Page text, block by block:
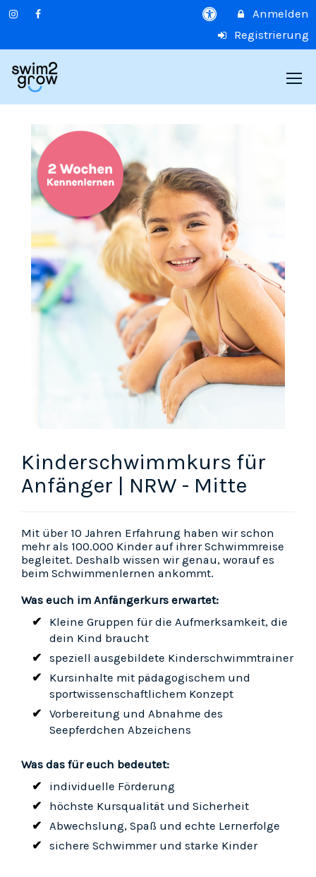
Anmelden
Registrierung
Kinderschwimmkurs für
Anfänger | NRW - Mitte
Mit über 10 Jahren Erfahrung haben wir schon
mehr als 100.000 Kinder auf ihrer Schwimmreise
begleitet. Deshalb wissen wir genau, worauf es
beim Schwimmenlernen ankommt.
Was euch im Anfängerkurs erwartet:
Kleine Gruppen für die Aufmerksamkeit, die
dein Kind braucht
speziell ausgebildete Kinderschwimmtrainer
Kursinhalte mit pädagogischem und
sportwissenschaftlichem Konzept
Vorbereitung und Abnahme des
Seepferdchen Abzeichens
Was das für euch bedeutet:
individuelle Förderung
höchste Kursqualität und Sicherheit
Abwechslung, Spaß und echte Lernerfolge
sichere Schwimmer und starke Kinder